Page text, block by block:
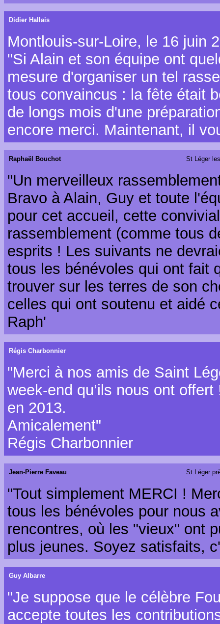
Didier Hallais
Montlouis-sur-Loire, le 16 juin
"Si Alain et son équipe ont
mesure d'organiser un tel
tous convaincus : la fête était
de longs mois d'une
encore merci. Maintenant, il
Raphaël Bouchot St Léger
"Un merveilleux
Bravo à Alain, Guy et toute
pour cet accueil, cette
rassemblement (comme tous
esprits ! Les suivants ne
tous les bénévoles qui ont fait
trouver sur les terres de son
celles qui ont soutenu et aidé
Raph'
Régis Charbonnier
"Merci à nos amis de Saint
week-end qu’ils nous ont
en 2013.
Amicalement"
Régis Charbonnier
Jean-Pierre Faveau St Léger
"Tout simplement MERCI !
tous les bénévoles pour nous
rencontres, où les "vieux" ont
plus jeunes. Soyez satisfaits,
Guy Albarre
"Je suppose que le célèbre
accepte toutes les